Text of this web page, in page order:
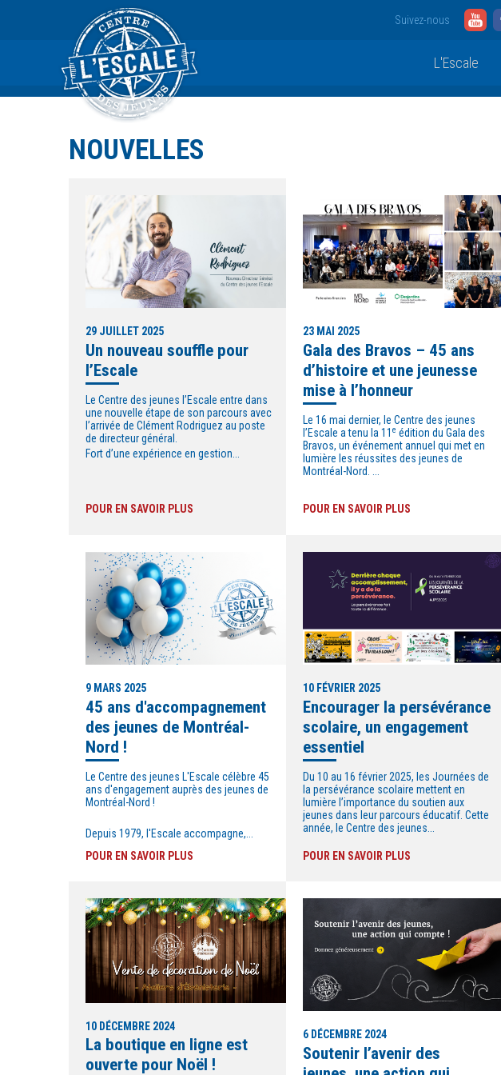
Suivez-nous YouTube
L'Escale
NOUVELLES
29 JUILLET 2025
Un nouveau souffle pour
l’Escale
Le Centre des jeunes l’Escale entre dans
une nouvelle étape de son parcours avec
l’arrivée de Clément Rodriguez au poste
de directeur général.
Fort d’une expérience en gestion...
POUR EN SAVOIR PLUS
23 MAI 2025
Gala des Bravos – 45 ans
d’histoire et une jeunesse
mise à l’honneur
Le 16 mai dernier, le Centre des jeunes
l’Escale a tenu la 11 e édition du Gala des
Bravos, un événement annuel qui met en
lumière les réussites des jeunes de
Montréal-Nord. ...
POUR EN SAVOIR PLUS
9 MARS 2025
45 ans d'accompagnement
des jeunes de Montréal-
Nord !
Le Centre des jeunes L'Escale célèbre 45
ans d'engagement auprès des jeunes de
Montréal-Nord !
Depuis 1979, l'Escale accompagne,...
POUR EN SAVOIR PLUS
10 FÉVRIER 2025
Encourager la persévérance
scolaire, un engagement
essentiel
Du 10 au 16 février 2025, les Journées de
la persévérance scolaire mettent en
lumière l’importance du soutien aux
jeunes dans leur parcours éducatif. Cette
année, le Centre des jeunes...
POUR EN SAVOIR PLUS
10 DÉCEMBRE 2024
La boutique en ligne est
ouverte pour Noël !
6 DÉCEMBRE 2024
Soutenir l’avenir des